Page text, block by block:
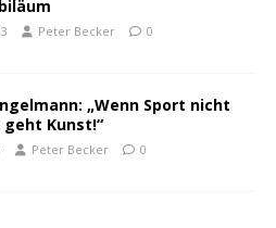
Peter Becker 0
„Wenn Sport nicht
Kunst!“
Peter Becker 0